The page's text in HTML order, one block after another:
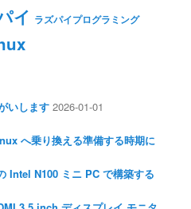
イ ラズパイプログラミング
いします 2026-01-01
へ乗り換える準備する時期に
Intel N100 ミニ PC で構築する